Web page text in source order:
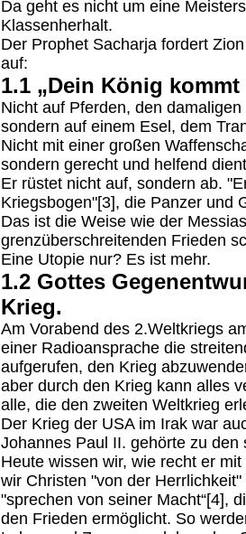
Da geht es nicht um eine
Klassenherhalt.
Der Prophet Sacharja fordert
auf:
1.1 „Dein König
Nicht auf Pferden, den
sondern auf einem Esel, dem
Nicht mit einer großen
sondern gerecht und helfend
Er rüstet nicht auf, sondern ab.
Kriegsbogen"[3], die Panzer und
Das ist die Weise wie der
grenzüberschreitenden Frieden
Eine Utopie nur? Es ist mehr.
1.2 Gottes
Krieg.
Am Vorabend des 2.Weltkriegs
einer Radioansprache die
aufgerufen, den Krieg
aber durch den Krieg kann alles
alle, die den zweiten Weltkrieg
Der Krieg der USA im Irak war
Johannes Paul II. gehörte zu
Heute wissen wir, wie recht er
wir Christen "von der
"sprechen von seiner Macht“[4],
den Frieden ermöglicht. So